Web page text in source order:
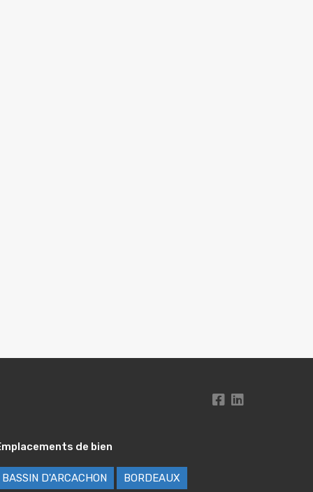
de bien
BASSIN D'ARCACHON BORDEAUX